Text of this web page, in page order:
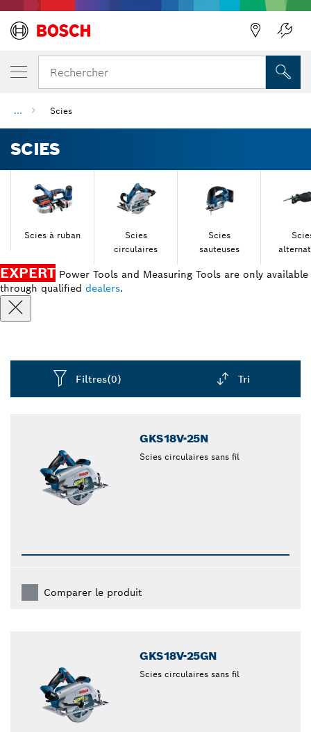
Rechercher
... Scies
SCIES
Scies à ruban
Scies
circulaires
Scies
sauteuses
EXPERT Power Tools and Measuring Tools are only available
through qualified dealers.
Filtres(0) Tri
GKS18V-25N
Scies circulaires sans fil
Comparer le produit
GKS18V-25GN
Scies circulaires sans fil